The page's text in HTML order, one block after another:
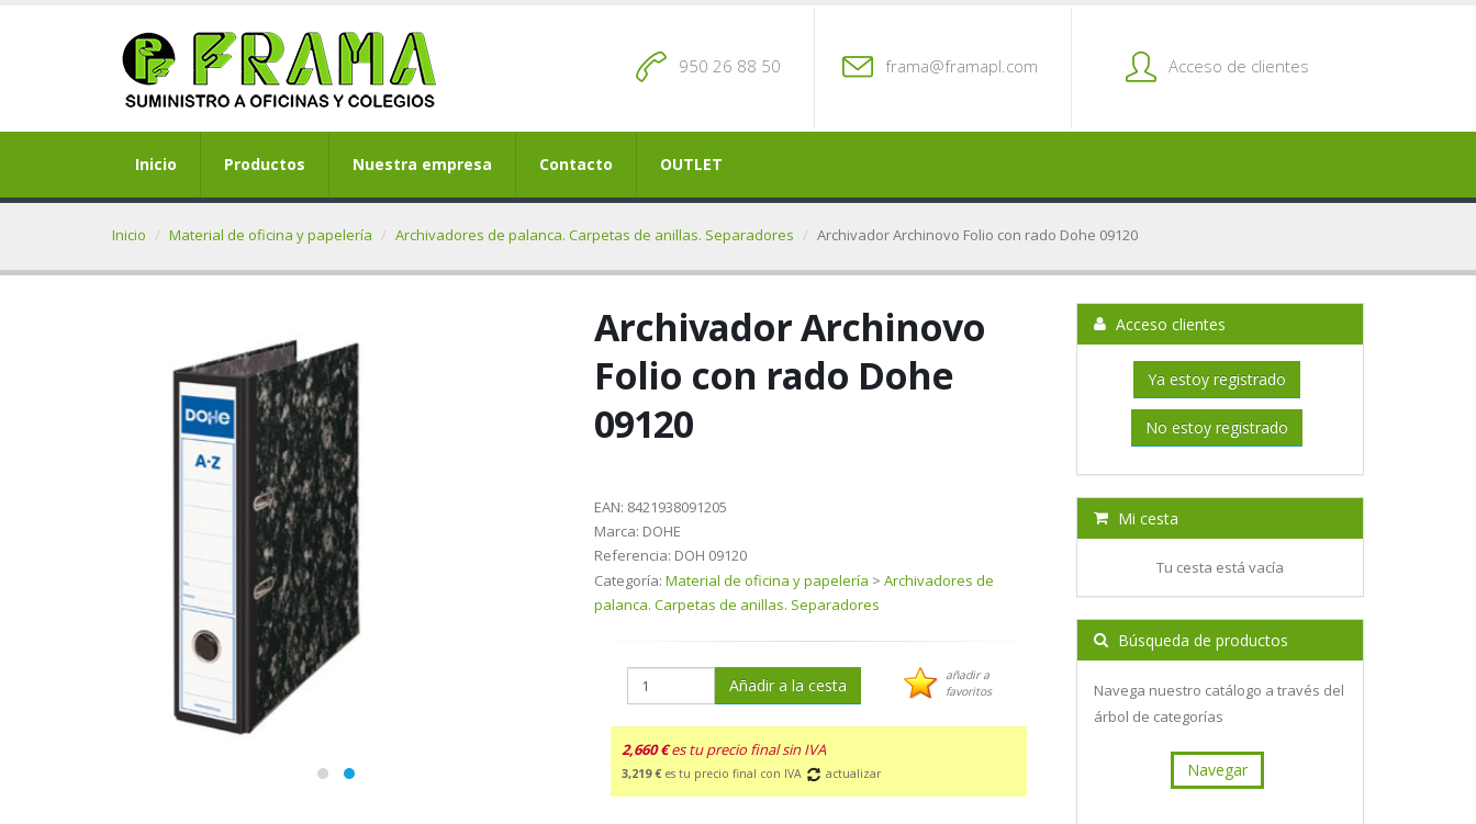
950 26 88 50 frama@framapl.com Acceso de clientes
Inicio Productos Nuestra empresa Contacto OUTLET
Inicio Material de oficina y papelería Archivadores de palanca. Carpetas de anillas. Separadores Archivador Archinovo Folio con rado Dohe 09120
Archivador Archinovo
Folio con rado Dohe
09120
EAN: 8421938091205
Marca: DOHE
Referencia: DOH 09120
Categoría: Material de oficina y papelería > Archivadores de
palanca. Carpetas de anillas. Separadores
Añadir a la cesta
añadir a
favoritos
2,660 €es tu precio final sin IVA
3,219 € es tu precio final con IVA actualizar
Acceso clientes
Ya estoy registrado
No estoy registrado
Mi cesta
Tu cesta está vacía
Búsqueda de productos
Navega nuestro catálogo a través del
árbol de categorías
Navegar